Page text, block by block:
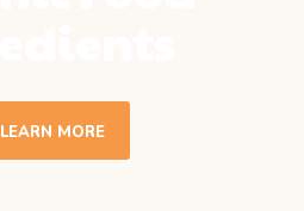
LEARN MORE